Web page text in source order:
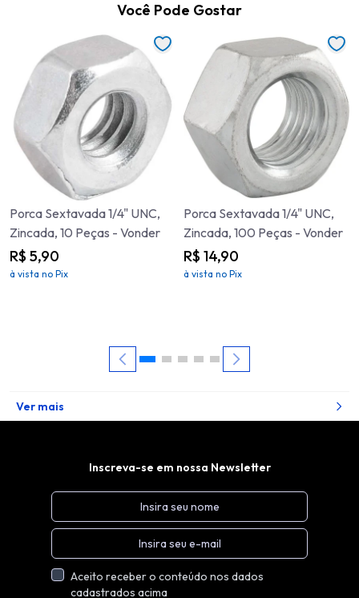
Você Pode Gostar
Porca Sextavada 1/4" UNC,
Zincada, 10 Peças - Vonder
R$ 5,90
à vista no Pix
Porca Sextavada 1/4" UNC,
Zincada, 100 Peças - Vonder
R$ 14,90
à vista no Pix
Ver mais
Inscreva-se em nossa Newsletter
Aceito receber o conteúdo nos dados
cadastrados acima